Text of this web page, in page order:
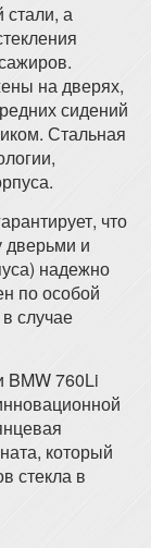
стали, а
на дверях,
сидений
Стальная
что
дверьми и
надежно
по особой
случае
BMW 760Li
который
стекла в